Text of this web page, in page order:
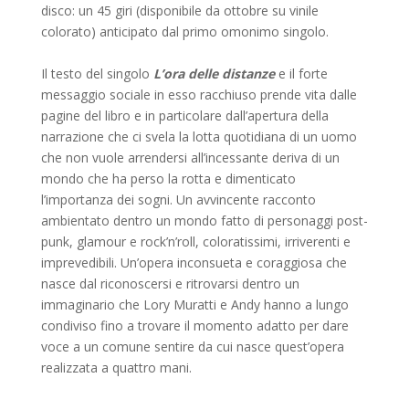
disco: un 45 giri (disponibile da ottobre su vinile
colorato) anticipato dal primo omonimo singolo.
Il testo del singolo L’ora delle distanze e il forte
messaggio sociale in esso racchiuso prende vita dalle
pagine del libro e in particolare dall’apertura della
narrazione che ci svela la lotta quotidiana di un uomo
che non vuole arrendersi all’incessante deriva di un
mondo che ha perso la rotta e dimenticato
l’importanza dei sogni. Un avvincente racconto
ambientato dentro un mondo fatto di personaggi post-
punk, glamour e rock’n’roll, coloratissimi, irriverenti e
imprevedibili. Un’opera inconsueta e coraggiosa che
nasce dal riconoscersi e ritrovarsi dentro un
immaginario che Lory Muratti e Andy hanno a lungo
condiviso fino a trovare il momento adatto per dare
voce a un comune sentire da cui nasce quest’opera
realizzata a quattro mani.